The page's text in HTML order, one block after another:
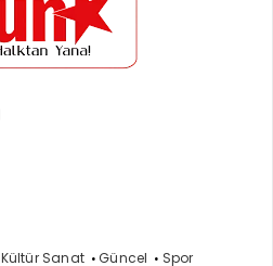
Kültür Sanat Güncel Spor